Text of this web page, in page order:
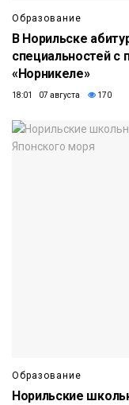
Образование
В Норильске
специальностей с
«Норникеле»
18:01 07 августа 170
Образование
Норильские